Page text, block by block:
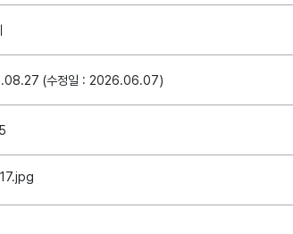
(수정일 : 2026.06.07)